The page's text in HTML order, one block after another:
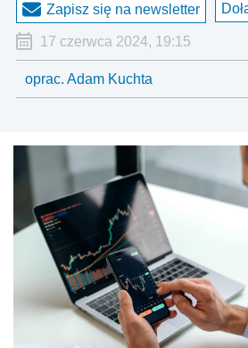
Zapisz się na newsletter
17 czerwca 2024, 19:15
oprac. Adam Kuchta